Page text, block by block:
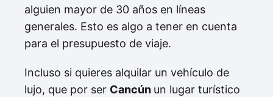
alguien mayor de 30 años en líneas
generales. Esto es algo a tener en cuenta
para el presupuesto de viaje.
Incluso si quieres alquilar un vehículo de
lujo, que por ser Cancún un lugar turístico